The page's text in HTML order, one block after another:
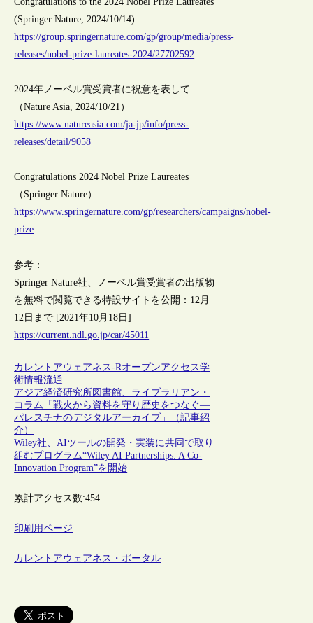
(Springer Nature, 2024/10/14)
https://group.springernature.com/gp/group/media/press-
releases/nobel-prize-laureates-2024/27702592
2024年ノーベル賞受賞者に祝意を表して
（Nature Asia, 2024/10/21）
https://www.natureasia.com/ja-jp/info/press-
releases/detail/9058
Congratulations 2024 Nobel Prize Laureates
（Springer Nature）
https://www.springernature.com/gp/researchers/campaigns/nobel-
prize
参考：
Springer Nature社、ノーベル賞受賞者の出版物
を無料で閲覧できる特設サイトを公開：12月
12日まで [2021年10月18日]
https://current.ndl.go.jp/car/45011
カレントアウェアネス-Rオープンアクセス学
術情報流通
アジア経済研究所図書館、ライブラリアン・
コラム「戦火から資料を守り歴史をつなぐ―
パレスチナのデジタルアーカイブ」（記事紹
介）
Wiley社、AIツールの開発・実装に共同で取り
組むプログラム“Wiley AI Partnerships: A Co-
Innovation Program”を開始
累計アクセス数:454
印刷用ページ
カレントアウェアネス・ポータル